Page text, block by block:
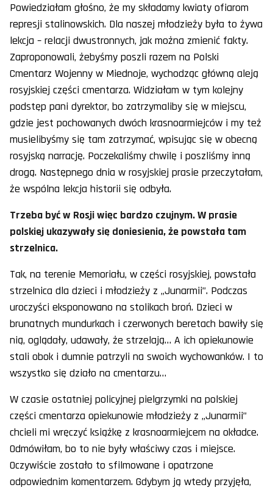
Powiedziałam głośno, że my składamy kwiaty ofiarom
represji stalinowskich. Dla naszej młodzieży była to żywa
lekcja – relacji dwustronnych, jak można zmienić fakty.
Zaproponowali, żebyśmy poszli razem na Polski
Cmentarz Wojenny w Miednoje, wychodząc główną aleją
rosyjskiej części cmentarza. Widziałam w tym kolejny
podstęp pani dyrektor, bo zatrzymaliby się w miejscu,
gdzie jest pochowanych dwóch krasnoarmiejców i my też
musielibyśmy się tam zatrzymać, wpisując się w obecną
rosyjską narrację. Poczekaliśmy chwilę i poszliśmy inną
drogą. Następnego dnia w rosyjskiej prasie przeczytałam,
że wspólna lekcja historii się odbyła.
Trzeba być w Rosji więc bardzo czujnym. W prasie
polskiej ukazywały się doniesienia, że powstała tam
strzelnica.
Tak, na terenie Memoriału, w części rosyjskiej, powstała
strzelnica dla dzieci i młodzieży z „Junarmii”. Podczas
uroczyści eksponowano na stolikach broń. Dzieci w
brunatnych mundurkach i czerwonych beretach bawiły się
nią, oglądały, udawały, że strzelają… A ich opiekunowie
stali obok i dumnie patrzyli na swoich wychowanków. I to
wszystko się działo na cmentarzu…
W czasie ostatniej policyjnej pielgrzymki na polskiej
części cmentarza opiekunowie młodzieży z „Junarmii”
chcieli mi wręczyć książkę z krasnoarmiejcem na okładce.
Odmówiłam, bo to nie były właściwy czas i miejsce.
Oczywiście zostało to sfilmowane i opatrzone
odpowiednim komentarzem. Gdybym ją wtedy przyjęła,